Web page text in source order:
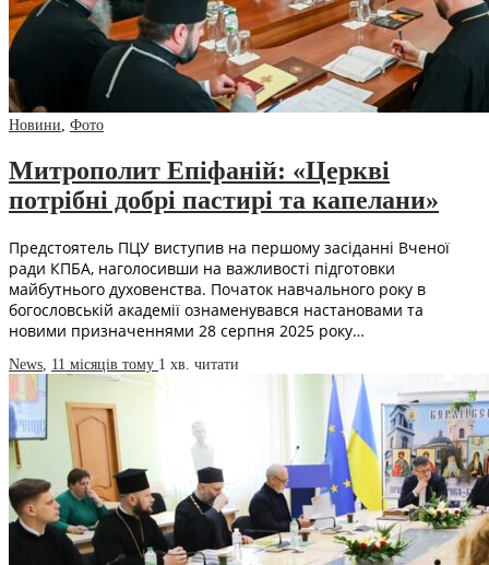
Новини, Фото
Митрополит Епіфаній: «Церкві
потрібні добрі пастирі та капелани»
Предстоятель ПЦУ виступив на першому засіданні Вченої
ради КПБА, наголосивши на важливості підготовки
майбутнього духовенства. Початок навчального року в
богословській академії ознаменувався настановами та
новими призначеннями 28 серпня 2025 року…
News, 11 місяців тому 1 хв. читати